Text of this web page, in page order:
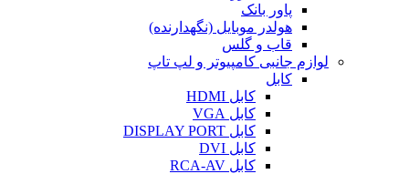
پاور بانک
هولدر موبایل (نگهدارنده)
قاب و گلس
لوازم جانبی کامپیوتر و لپ تاپ
کابل
کابل HDMI
کابل VGA
کابل DISPLAY PORT
کابل DVI
کابل RCA-AV